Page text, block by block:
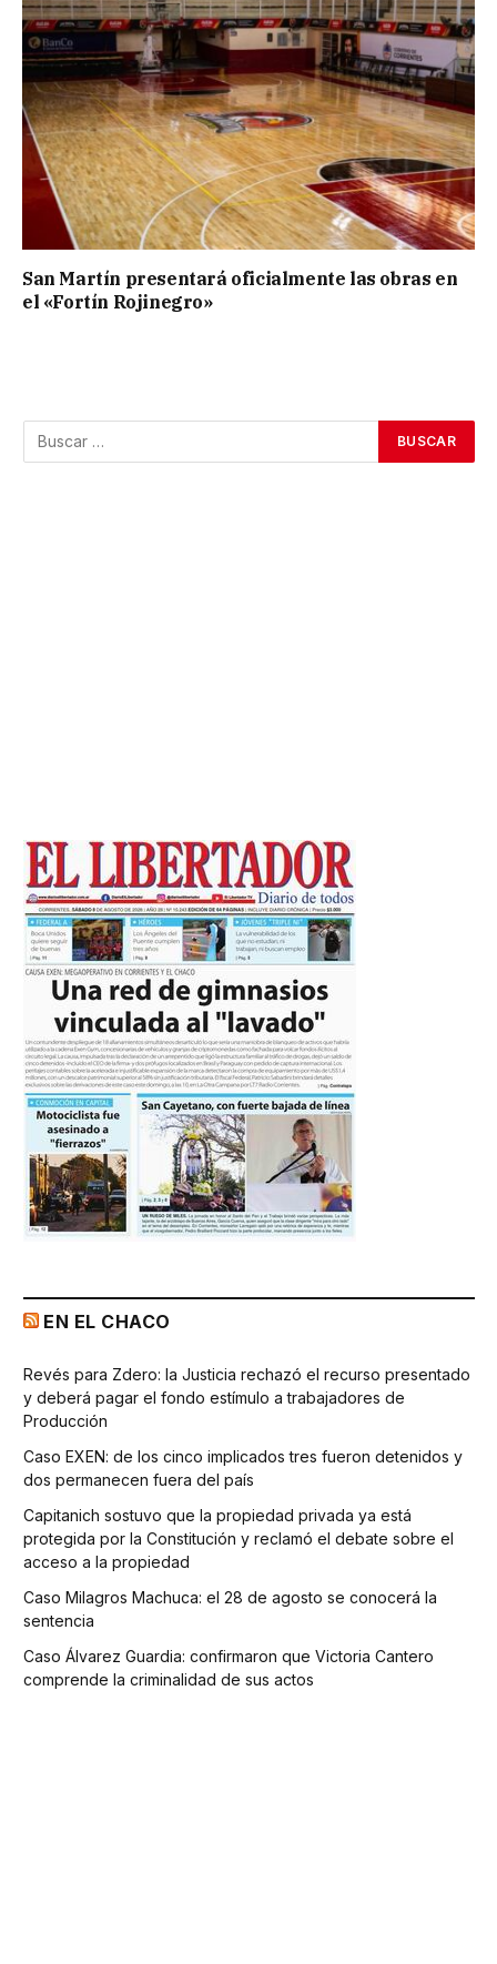
San Martín presentará oficialmente las obras en
el «Fortín Rojinegro»
EN EL CHACO
Revés para Zdero: la Justicia rechazó el recurso presentado
y deberá pagar el fondo estímulo a trabajadores de
Producción
Caso EXEN: de los cinco implicados tres fueron detenidos y
dos permanecen fuera del país
Capitanich sostuvo que la propiedad privada ya está
protegida por la Constitución y reclamó el debate sobre el
acceso a la propiedad
Caso Milagros Machuca: el 28 de agosto se conocerá la
sentencia
Caso Álvarez Guardia: confirmaron que Victoria Cantero
comprende la criminalidad de sus actos